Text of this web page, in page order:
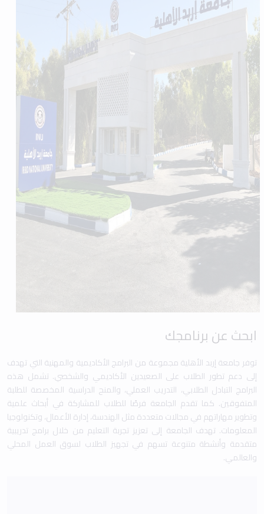
ابحث عن برنامجك
توفر جامعة إربد الأهلية مجموعة من البرامج الأكاديمية والمهنية التي تهدف
إلى دعم تطور الطلاب على الصعيدين الأكاديمي والشخصي. تشمل هذه
البرامج التبادل الطلابي، التدريب العملي، والمنح الدراسية المخصصة للطلبة
المتفوقين. كما تقدم الجامعة فرصًا للطلاب للمشاركة في أبحاث علمية
وتطوير مهاراتهم في مجالات متعددة مثل الهندسة، إدارة الأعمال، وتكنولوجيا
المعلومات. تهدف الجامعة إلى تعزيز تجربة التعليم من خلال برامج تدريبية
متقدمة وأنشطة متنوعة تسهم في تجهيز الطلاب لسوق العمل المحلي
والعالمي.